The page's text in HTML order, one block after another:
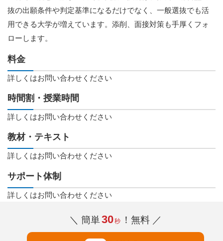
抜の出願条件や判定基準になるだけでなく、一般選抜でも活
用できる大学が増えています。添削、面接対策も手厚くフォ
ローします。
料金
詳しくはお問い合わせください
時間割・授業時間
詳しくはお問い合わせください
教材・テキスト
詳しくはお問い合わせください
サポート体制
詳しくはお問い合わせください
＼ 簡単30秒 ！無料 ／